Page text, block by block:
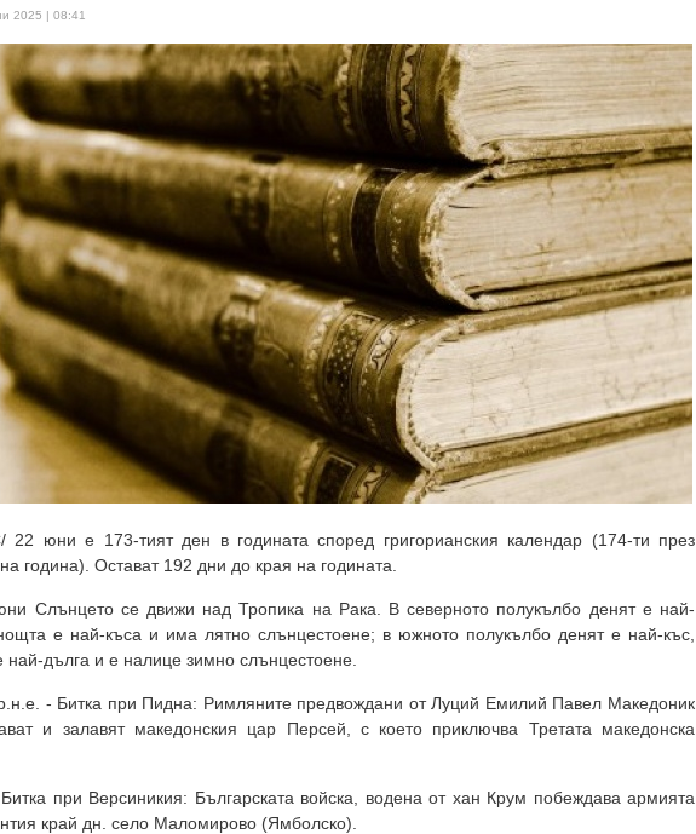
2025 | 08:41
юни е 173-тият ден в годината според григорианския календар (174-ти през
година). Остават 192 дни до края на годината.
Слънцето се движи над Тропика на Рака. В северното полукълбо денят е най-
е най-къса и има лятно слънцестоене; в южното полукълбо денят е най-къс,
най-дълга и е налице зимно слънцестоене.
- Битка при Пидна: Римляните предвождани от Луций Емилий Павел Македоник
и залавят македонския цар Персей, с което приключва Третата македонска
при Версиникия: Българската войска, водена от хан Крум побеждава армията
край дн. село Маломирово (Ямболско).